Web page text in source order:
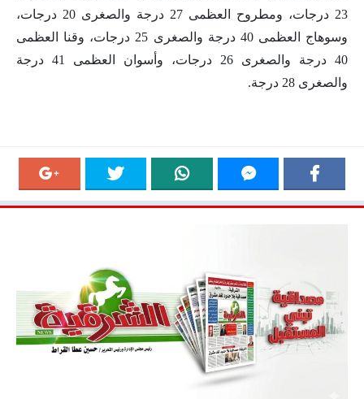
23 درجات، ومطروح العظمى 27 درجة والصغرى 20 درجات،
وسوهاج العظمى 40 درجة والصغرى 25 درجات، وقنا العظمى
40 درجة والصغرى 26 درجات، وأسوان العظمى 41 درجة
والصغرى 28 درجة.